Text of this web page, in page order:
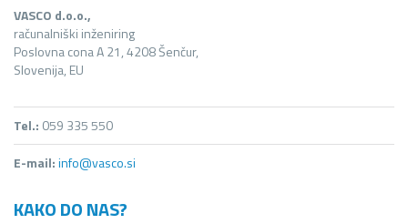
VASCO d.o.o.,
računalniški inženiring
Poslovna cona A 21, 4208 Šenčur,
Slovenija, EU
Tel.: 059 335 550
E-mail:info@vasco.si
KAKO DO NAS?